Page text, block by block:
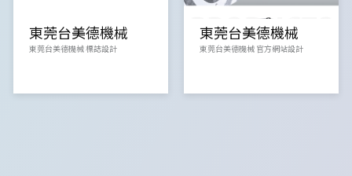
東莞台美德機械
東莞台美德機械 標誌設計
東莞台美德機械
東莞台美德機械 官方網站設計